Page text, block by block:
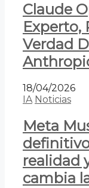
Claude
Experto,
Verdad
18/04/2026
IA Noticias
Meta
realidad
cambia